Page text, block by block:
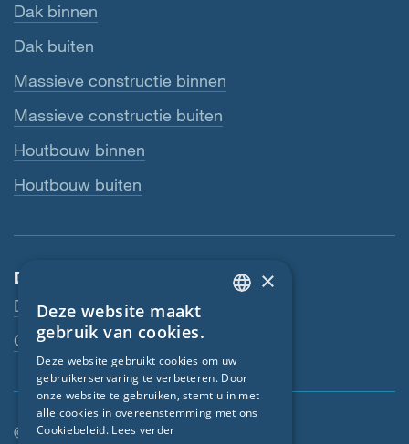
Dak binnen
Dak buiten
Massieve constructie binnen
Massieve constructie buiten
Houtbouw binnen
Houtbouw buiten
Dienstverlening
Downloads
Contactpersoon
© SIGA 2026
FRENCH
CZECH
×
Deze website maakt
gebruik van cookies.
Deze website gebruikt cookies om uw
gebruikerservaring te verbeteren. Door
onze website te gebruiken, stemt u in met
alle cookies in overeenstemming met ons
Cookiebeleid. Lees verder